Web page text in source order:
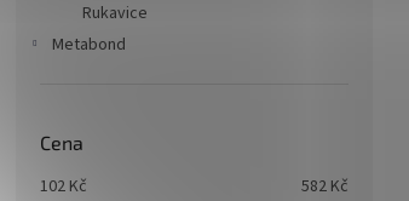
Rukavice
Metabond
Cena
102 Kč 582 Kč